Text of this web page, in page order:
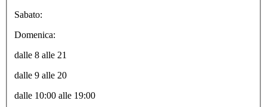
Sabato:
Domenica:
dalle 8 alle 21
dalle 9 alle 20
dalle 10:00 alle 19:00